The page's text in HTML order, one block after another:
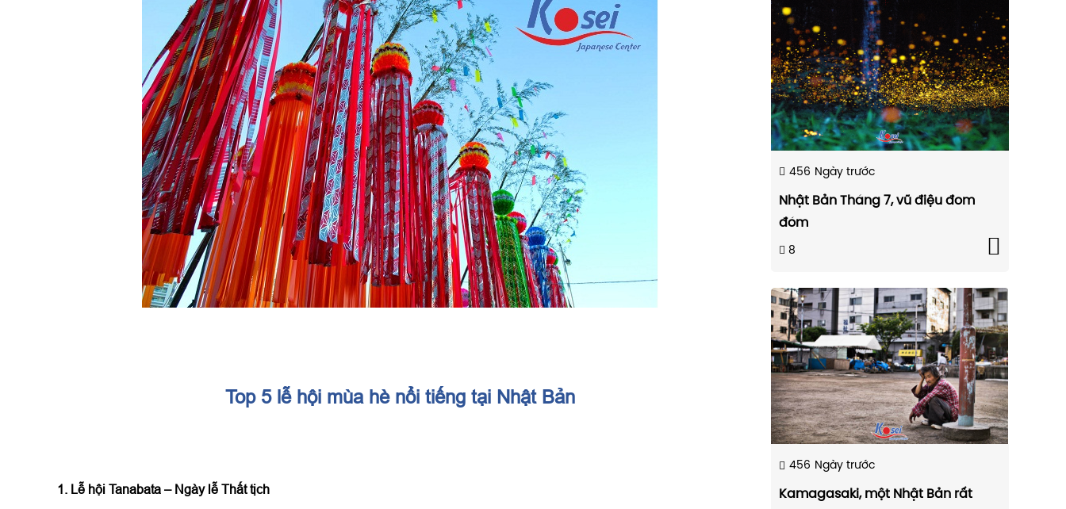
Top 5 lễ hội mùa hè nổi tiếng tại Nhật Bản
1. Lễ hội Tanabata – Ngày lễ Thất tịch
456 Ngày trước
Nhật Bản Tháng 7, vũ điệu đom
đóm
8
456 Ngày trước
Kamagasaki, một Nhật Bản rất